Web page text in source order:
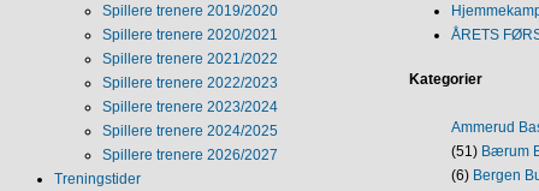
Spillere trenere 2019/2020
Spillere trenere 2020/2021
Spillere trenere 2021/2022
Spillere trenere 2022/2023
Spillere trenere 2023/2024
Spillere trenere 2024/2025
Spillere trenere 2026/2027
Treningstider
ÅRETS
Kategorier
Ammerud
(51) Bærum
(6) Bergen